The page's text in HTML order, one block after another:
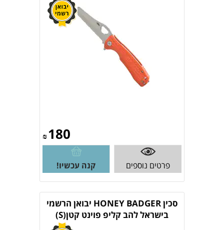
₪180
פרטים נוספים קנה עכשיו!
סכין HONEY BADGER יבואן הרשמי
בישראל להב קליפ פוינט קטן(S)